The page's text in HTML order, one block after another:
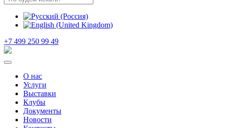
+7 499 250 99 49
О нас
Услуги
Выставки
Клубы
Документы
Новости